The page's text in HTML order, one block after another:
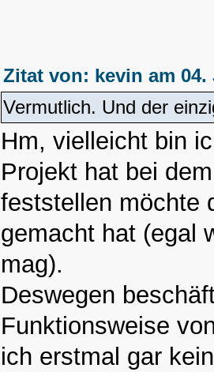
Zitat von: kevin am 04.
Vermutlich. Und der
Hm, vielleicht bin
Projekt hat bei
feststellen möchte
gemacht hat (egal
mag).
Deswegen
Funktionsweise
ich erstmal gar